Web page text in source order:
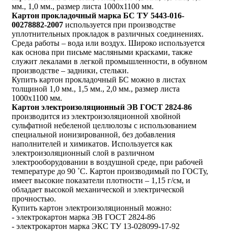
мм., 1,0 мм., размер листа 1000х1100 мм.
Картон прокладочный марка БС ТУ 5443-016-
00278882-2007 используется при производстве
уплотнительных прокладок в различных соединениях.
Среда работы – вода или воздух. Широко используется
как основа при письме масляными красками, также
служит лекалами в легкой промышленности, в обувном
производстве – задники, стельки.
Купить картон прокладочный БС можно в листах
толщиной 1,0 мм., 1,5 мм., 2,0 мм., размер листа
1000х1100 мм.
Картон электроизоляционный ЭВ ГОСТ 2824-86
производится из электроизоляционной хвойной
сульфатной небеленой целлюлозы с использованием
специальной ионизированной, без добавления
наполнителей и химикатов. Используется как
электроизоляционный слой в различном
электрооборудовании в воздушной среде, при рабочей
температуре до 90 ˚С. Картон производимый по ГОСТу,
имеет высокие показатели плотности – 1,15 г/см, и
обладает высокой механической и электрической
прочностью.
Купить картон электроизоляционный можно:
- электрокартон марка ЭВ ГОСТ 2824-86
- электрокартон марка ЭКС ТУ 13-028099-17-92